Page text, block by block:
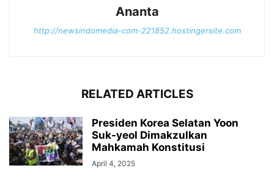
Ananta
http://newsindomedia-com-221852.hostingersite.com
RELATED ARTICLES
Presiden Korea Selatan Yoon
Suk-yeol Dimakzulkan
Mahkamah Konstitusi
April 4, 2025